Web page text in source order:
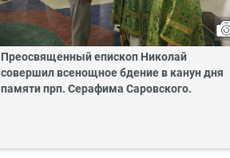
Преосвященный епископ Николай
совершил всенощное бдение в канун дня
памяти прп. Серафима Саровского.